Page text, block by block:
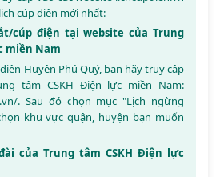
cúp điện mới nhất:
cúp điện tại website của Trung
miền Nam
Huyện Phú Quý, bạn hãy truy cập
tâm CSKH Điện lực miền Nam:
. Sau đó chọn mục "Lịch ngừng
khu vực quận, huyện bạn muốn
của Trung tâm CSKH Điện lực